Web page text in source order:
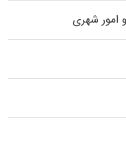
امور شهری